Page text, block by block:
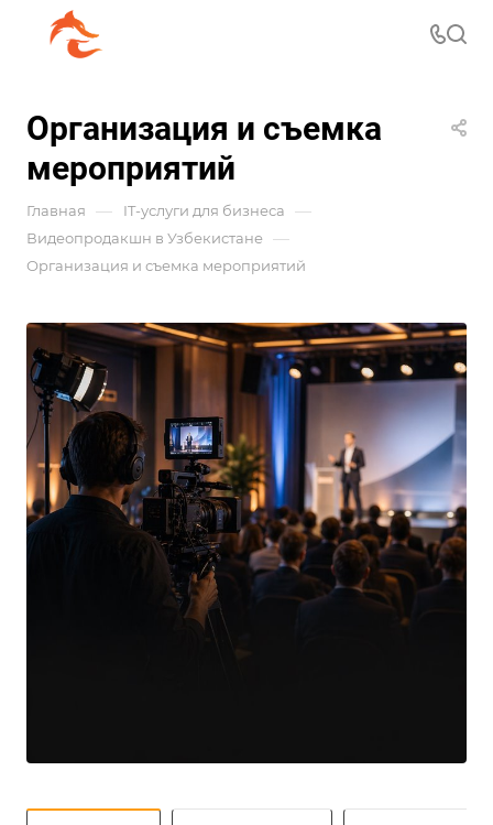
Организация и съемка
мероприятий
Главная — IT-услуги для бизнеса —
Видеопродакшн в Узбекистане —
Организация и съемка мероприятий